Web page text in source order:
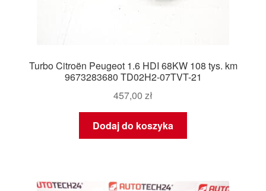
Turbo Citroën Peugeot 1.6 HDI 68KW 108 tys. km
9673283680 TD02H2-07TVT-21
457,00 zł
Dodaj do koszyka